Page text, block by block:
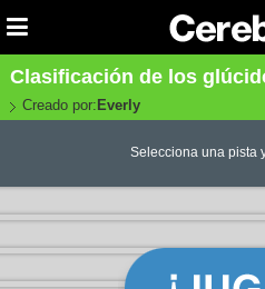
Clasificación de los
Creado por: Everly
Selecciona una pista